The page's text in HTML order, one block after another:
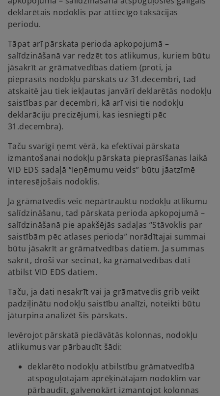
deklarētais nodoklis par attiecīgo taksācijas
periodu.
Tāpat arī pārskata perioda apkopojumā –
salīdzināšanā var redzēt tos atlikumus, kuriem būtu
jāsakrīt ar grāmatvedības datiem (proti, ja
pieprasīts nodokļu pārskats uz 31.decembri, tad
atskaitē jau tiek iekļautas janvārī deklarētās nodokļu
saistības par decembri, kā arī visi tie nodokļu
deklarāciju precizējumi, kas iesniegti pēc
31.decembra).
Taču svarīgi ņemt vērā, ka efektīvai pārskata
izmantošanai nodokļu pārskata pieprasīšanas laikā
VID EDS sadaļā “Ieņēmumu veids” būtu jāatzīmē
interesējošais nodoklis.
Ja grāmatvedis veic nepārtrauktu nodokļu atlikumu
salīdzināšanu, tad pārskata perioda apkopojumā –
salīdzināšanā pie apakšējās sadaļas “Stāvoklis par
saistībām pēc atlases perioda” norādītajai summai
būtu jāsakrīt ar grāmatvedības datiem. Ja summas
sakrīt, droši var secināt, ka grāmatvedības dati
atbilst VID EDS datiem.
Taču, ja dati nesakrīt vai ja grāmatvedis grib veikt
padziļinātu nodokļu saistību analīzi, noteikti būtu
jāturpina analizēt šis pārskats.
Ievērojot pārskatā piedāvātās kolonnas, nodokļu
atlikumus var pārbaudīt šādi:
deklarēto nodokļu atbilstību grāmatvedībā
atspoguļotajam aprēķinātajam nodoklim var
pārbaudīt, galvenokārt izmantojot kolonnas